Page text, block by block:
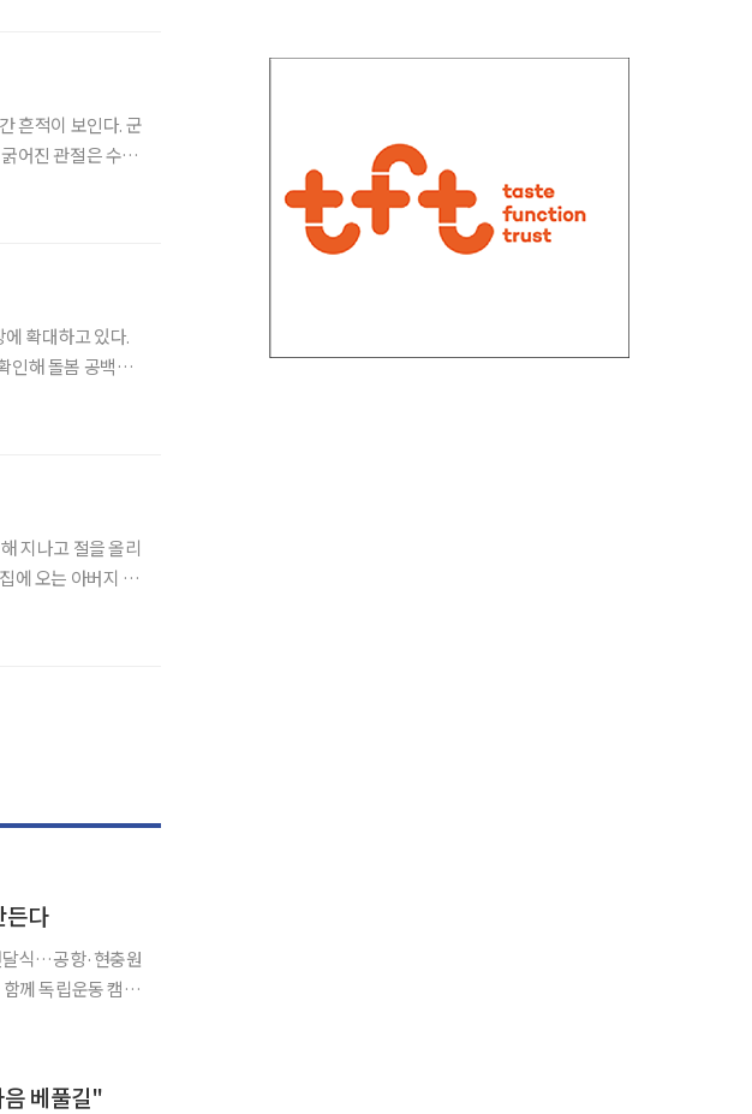
흔적이 보인다. 군
어진 관절은 수십
확대하고 있다.
인해 돌봄 공백을
지나고 절을 올리
에 오는 아버지 손
든다
달식…공항·현충원
베풀길"